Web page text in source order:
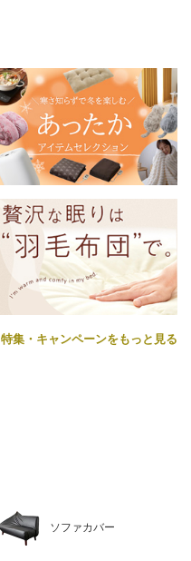
特集・キャンペーンをもっと見る
ソファカバー